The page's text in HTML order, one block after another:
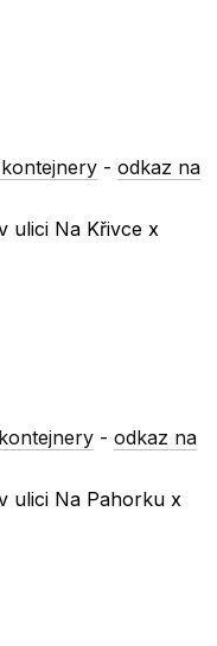
kontejnery -odkaz na
ulici Na Křivce x
kontejnery -odkaz na
ulici Na Pahorku x